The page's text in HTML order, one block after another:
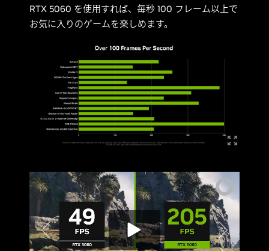
RTX 5060 を使用すれば、毎秒 100 フレーム以上で
お気に入りのゲームを楽しめます。